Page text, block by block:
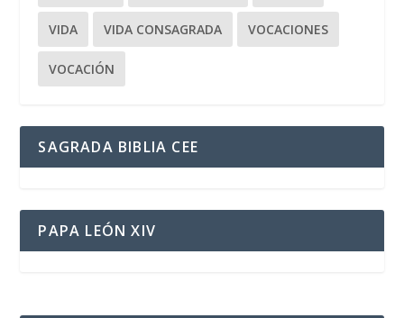
VIDA VIDA CONSAGRADA VOCACIONES
VOCACIÓN
SAGRADA BIBLIA CEE
PAPA LEÓN XIV